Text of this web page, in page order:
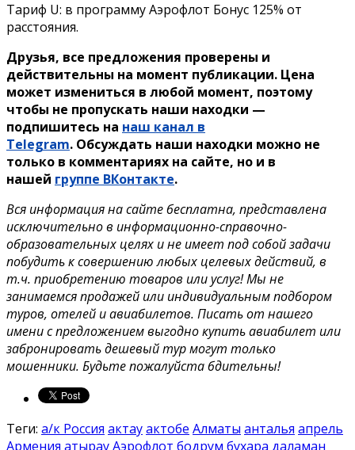
Тариф U: в программу Аэрофлот Бонус 125% от
расстояния.
Друзья, все предложения проверены и
действительны на момент публикации. Цена
может измениться в любой момент, поэтому
чтобы не пропускать наши находки —
подпишитесь на наш канал в
Telegram. Обсуждать наши находки можно не
только в комментариях на сайте, но и в
нашей группе ВКонтакте.
Вся информация на сайте бесплатна, представлена
исключительно в информационно-справочно-
образовательных целях и не имеет под собой задачи
побудить к совершению любых целевых действий, в
т.ч. приобретению товаров или услуг! Мы не
занимаемся продажей или индивидуальным подбором
туров, отелей и авиабилетов. Писать от нашего
имени с предложением выгодно купить авиабилет или
забронировать дешевый тур могут только
мошенники. Будьте пожалуйста бдительны!
Теги: а/к Россия актауактобе Алматы анталья апрель
Армения атырауАэрофлот бодрум бухара даламан